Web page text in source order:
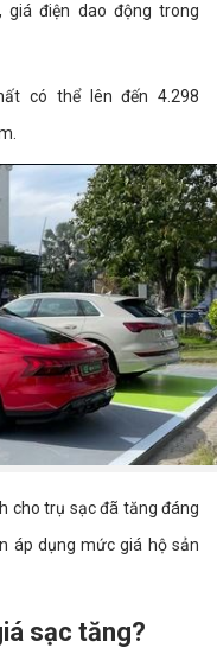
điện dao động trong
có thể lên đến 4.298
cho trụ sạc đã tăng đáng
áp dụng mức giá hộ sản
sạc tăng?